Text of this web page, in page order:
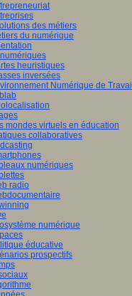
des métiers
du numérique
heuristiques
inversées
Numérique de Travail
mondes virtuels en éducation
collaboratives
numériques
radio
numérique
éducative
prospectifs